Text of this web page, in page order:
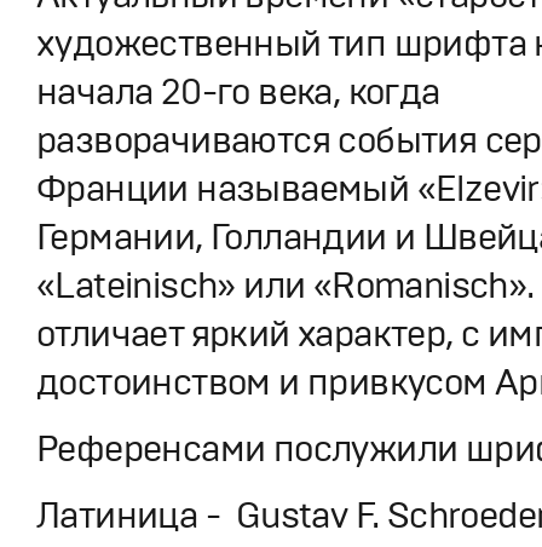
художественный тип шрифта
начала 20-го века, когда
разворачиваются события
Франции называемый
Германии, Голландии и
«Lateinisch» или «Romanisch».
отличает яркий характер, с
достоинством и привкусом
Референсами послужили
Латиница - Gustav F.